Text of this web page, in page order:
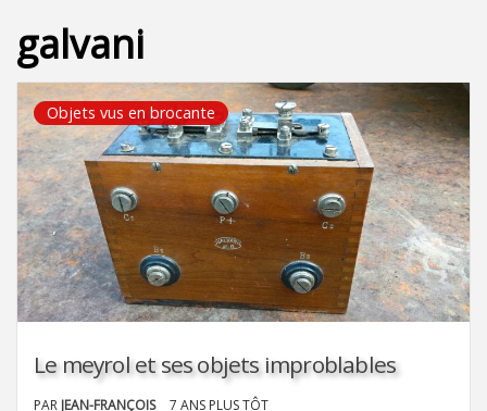
galvani
Objets vus en brocante
Le meyrol et ses objets improblables
PAR JEAN-FRANÇOIS 7 ANS PLUS TÔT